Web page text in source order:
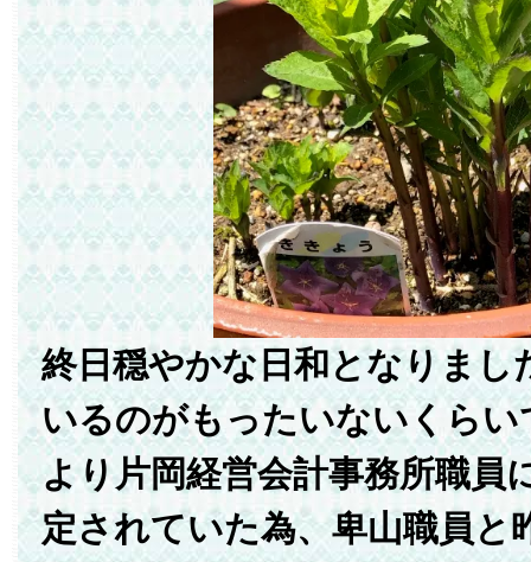
終日穏やかな日和となりまし
いるのがもったいないくらい
より片岡経営会計事務所職員
定されていた為、卑山職員と